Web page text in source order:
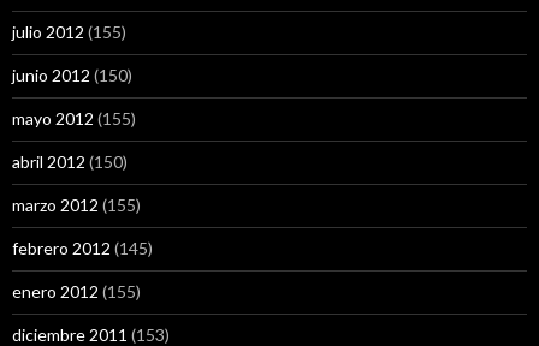
julio 2012 (155)
junio 2012 (150)
mayo 2012 (155)
abril 2012 (150)
marzo 2012 (155)
febrero 2012 (145)
enero 2012 (155)
diciembre 2011 (153)